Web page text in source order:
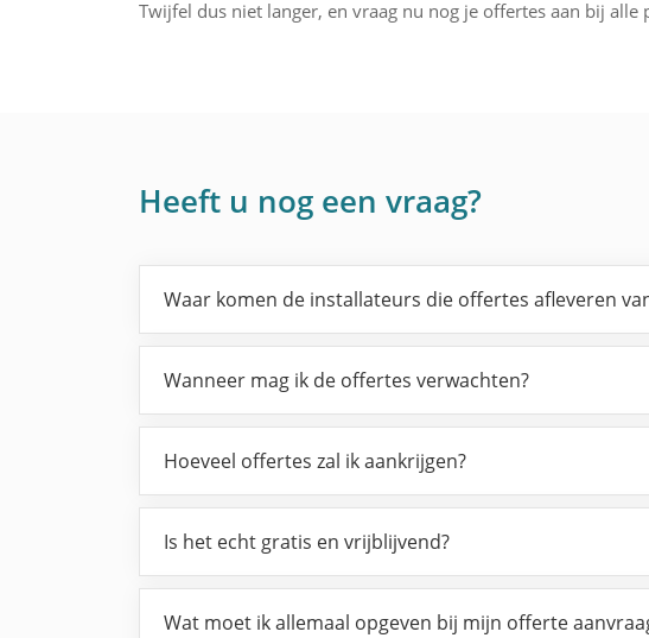
Twijfel dus niet langer, en vraag nu nog je offertes aan bij
Heeft u nog een vraag?
Waar komen de installateurs die offertes afleveren
Wanneer mag ik de offertes verwachten?
Hoeveel offertes zal ik aankrijgen?
Is het echt gratis en vrijblijvend?
Wat moet ik allemaal opgeven bij mijn offerte